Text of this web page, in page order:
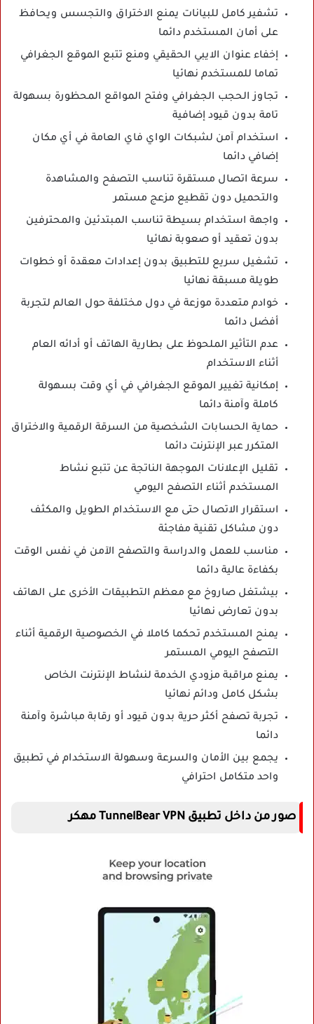
تشفير كامل للبيانات يمنع الاختراق والتجسس ويحافظ
على أمان المستخدم دائما
إخفاء عنوان الايبي الحقيقي ومنع تتبع الموقع الجغرافي
تماما للمستخدم نهائيا
تجاوز الحجب الجغرافي وفتح المواقع المحظورة بسهولة
تامة بدون قيود إضافية
استخدام آمن لشبكات الواي فاي العامة في أي مكان
إضافي دائما
سرعة اتصال مستقرة تناسب التصفح والمشاهدة
والتحميل دون تقطيع مزعج مستمر
واجهة استخدام بسيطة تناسب المبتدئين والمحترفين
بدون تعقيد أو صعوبة نهائيا
تشغيل سريع للتطبيق بدون إعدادات معقدة أو خطوات
طويلة مسبقة نهائيا
خوادم متعددة موزعة في دول مختلفة حول العالم لتجربة
أفضل دائما
عدم التأثير الملحوظ على بطارية الهاتف أو أدائه العام
أثناء الاستخدام
إمكانية تغيير الموقع الجغرافي في أي وقت بسهولة
كاملة وآمنة دائما
حماية الحسابات الشخصية من السرقة الرقمية والاختراق
المتكرر عبر الإنترنت دائما
تقليل الإعلانات الموجهة الناتجة عن تتبع نشاط
المستخدم أثناء التصفح اليومي
استقرار الاتصال حتى مع الاستخدام الطويل والمكثف
دون مشاكل تقنية مفاجئة
مناسب للعمل والدراسة والتصفح الآمن في نفس الوقت
بكفاءة عالية دائما
بيشتغل صاروخ مع معظم التطبيقات الأخرى على الهاتف
بدون تعارض نهائيا
يمنح المستخدم تحكما كاملا في الخصوصية الرقمية أثناء
التصفح اليومي المستمر
يمنع مراقبة مزودي الخدمة لنشاط الإنترنت الخاص
بشكل كامل ودائم نهائيا
تجربة تصفح أكثر حرية بدون قيود أو رقابة مباشرة وآمنة
دائما
يجمع بين الأمان والسرعة وسهولة الاستخدام في تطبيق
واحد متكامل احترافي
صور من داخل تطبيق TunnelBear VPN مهكر